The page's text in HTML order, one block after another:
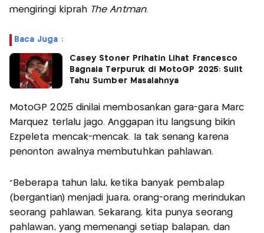
mengiringi kiprah The Antman.
Baca Juga :
Casey Stoner Prihatin Lihat Francesco
Bagnaia Terpuruk di MotoGP 2025: Sulit
Tahu Sumber Masalahnya
MotoGP 2025 dinilai membosankan gara-gara Marc
Marquez terlalu jago. Anggapan itu langsung bikin
Ezpeleta mencak-mencak. Ia tak senang karena
penonton awalnya membutuhkan pahlawan.
“Beberapa tahun lalu, ketika banyak pembalap
(bergantian) menjadi juara, orang-orang merindukan
seorang pahlawan. Sekarang, kita punya seorang
pahlawan, yang memenangi setiap balapan, dan